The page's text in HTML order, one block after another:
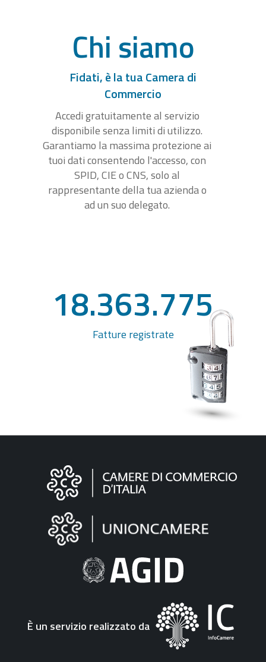
Chi siamo
Fidati, è la tua Camera di
Commercio
Accedi gratuitamente al servizio
disponibile senza limiti di utilizzo.
Garantiamo la massima protezione ai
tuoi dati consentendo l'accesso, con
SPID, CIE o CNS, solo al
rappresentante della tua azienda o
ad un suo delegato.
18.363.775
Fatture registrate
Informazioni
"Fattura
Elettronica"
È un servizio realizzato da